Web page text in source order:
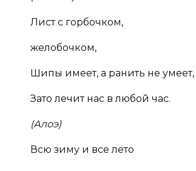
Лист с горбочком,
желобочком,
Шипы имеет, а ранить не умеет,
Зато лечит нас в любой час.
(Алоэ)
Всю зиму и все лето